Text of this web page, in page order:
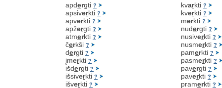
apdergti ?
apsiverkti ?
apverkti ?
apžergti ?
atmerkti ?
čerkši ?
dergti ?
įmerkti ?
išdergti ?
išsiverkti ?
išverkti ?
kvarkti ?
kverkti ?
merkti ?
nudergti ?
nusiverkti ?
nusmerkti ?
pamerkti ?
pasmerkti ?
pavergti ?
paverkti ?
pramerkti ?